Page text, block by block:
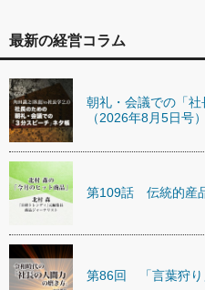
最新の経営コラム
朝礼・会議での「
（2026年8月5日号）
第109話 伝統的産
第86回 「言葉狩り